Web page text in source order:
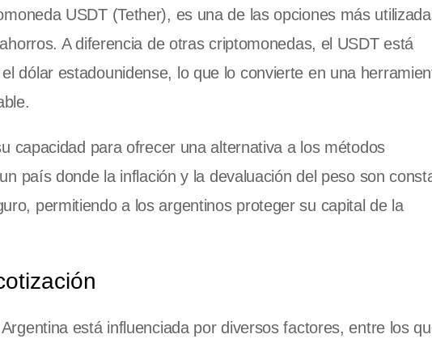
USDT (Tether), es una de las opciones más
A diferencia de otras criptomonedas, el USDT está
dólar estadounidense, lo que lo convierte en una
capacidad para ofrecer una alternativa a los métodos
país donde la inflación y la devaluación del peso son
permitiendo a los argentinos proteger su capital de la
está influenciada por diversos factores, entre los